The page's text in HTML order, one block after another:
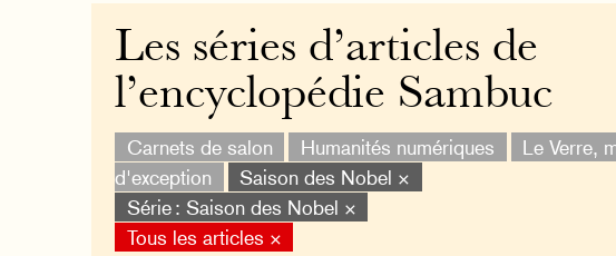
Les séries d’articles de
l’encyclopédie Sambuc
Carnets de salon Humanités numériques
Le Verre,
d'exception
Saison des Nobel ×
Série : Saison des Nobel ×
Tous les articles ×